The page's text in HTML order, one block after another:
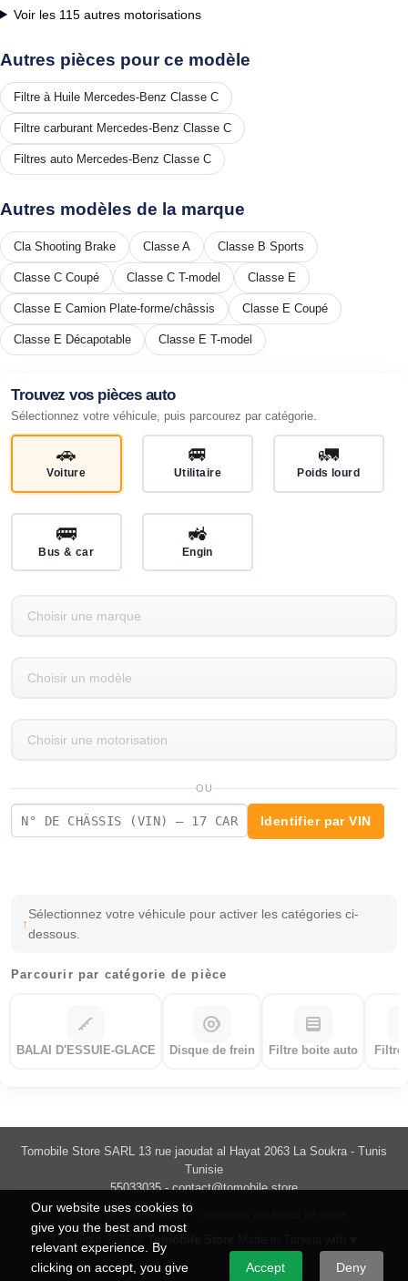
Our website uses cookies to
give you the best and most
relevant experience. By
clicking on accept, you give
Accept Deny
Voir les 115 autres motorisations
Autres pièces pour ce modèle
Filtre à Huile Mercedes-Benz Classe C
Filtre carburant Mercedes-Benz Classe C
Filtres auto Mercedes-Benz Classe C
Autres modèles de la marque
Cla Shooting Brake Classe A Classe B Sports
Classe C Coupé Classe C T-model Classe E
Classe E Camion Plate-forme/châssis Classe E Coupé
Classe E Décapotable Classe E T-model
Trouvez vos pièces auto
Sélectionnez votre véhicule, puis parcourez par catégorie.
🚗
Voiture
🚐
Utilitaire
🚛
Poids lourd
🚌
Bus & car
🚜
Engin
OU
Identifier par VIN
Sélectionnez votre véhicule pour activer les catégories ci-
dessous.
Parcourir par catégorie de pièce
BALAI D'ESSUIE-GLACE Disque de frein Filtre boite auto
Tomobile Store SARL 13 rue jaoudat al Hayat 2063 La Soukra - Tunis
Tunisie
55033035 -contact@tomobile.store
Politique de confidentialité